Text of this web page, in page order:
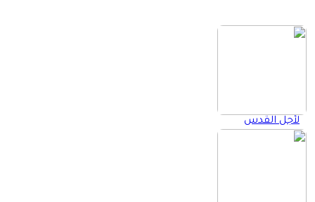
لأجل القدس